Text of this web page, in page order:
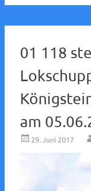
01 118
am
29. Juni 2017